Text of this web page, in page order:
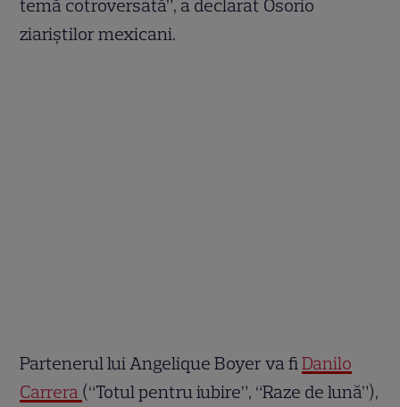
temă cotroversată”, a declarat Osorio
ziariștilor mexicani.
Partenerul lui Angelique Boyer va fiDanilo
Carrera (“Totul pentru iubire”, “Raze de lună”),